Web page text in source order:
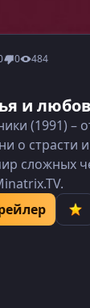
0 484
и
(1991) –
о страсти
сложных